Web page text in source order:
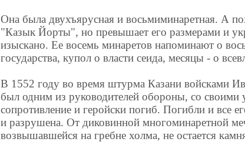
Она была двухъярусная и восьмиминаретная. А
"Казык Йорты", но превышает его размерами и
изыскано. Ее восемь минаретов напоминают о
государства, купол о власти сеида, месяцы - о
В 1552 году во время штурма Казани войсками
был одним из руководителей обороны, со своими
сопротивление и геройски погиб. Погибли и все
и разрушена. От диковинной многоминаретной
возвышавшейся на гребне холма, не остается